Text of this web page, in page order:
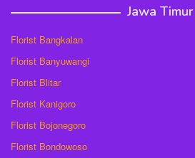
Jawa Timur
Florist Bangkalan
Florist Banyuwangi
Florist Blitar
Florist Kanigoro
Florist Bojonegoro
Florist Bondowoso